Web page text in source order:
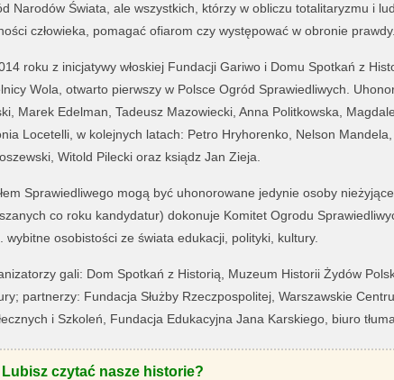
Narodów Świata, ale wszystkich, którzy w obliczu totalitaryzmu i
człowieka, pomagać ofiarom czy występować w obronie prawdy.
roku z inicjatywy włoskiej Fundacji Gariwo i Domu Spotkań z
Wola, otwarto pierwszy w Polsce Ogród Sprawiedliwych.
Marek Edelman, Tadeusz Mazowiecki, Anna Politkowska,
Locetelli, w kolejnych latach: Petro Hryhorenko, Nelson Mandela,
Witold Pilecki oraz ksiądz Jan Zieja.
Sprawiedliwego mogą być uhonorowane jedynie osoby
co roku kandydatur) dokonuje Komitet Ogrodu
wybitne osobistości ze świata edukacji, polityki, kultury.
gali: Dom Spotkań z Historią, Muzeum Historii Żydów
partnerzy: Fundacja Służby Rzeczpospolitej, Warszawskie
i Szkoleń, Fundacja Edukacyjna Jana Karskiego, biuro
Lubisz czytać nasze historie?